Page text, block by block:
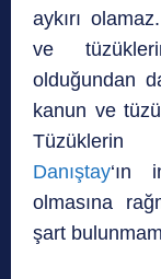
aykırı
ve
olduğundan
kanun ve
Tüzüklerin
Danıştay‘ın
olmasına
şart